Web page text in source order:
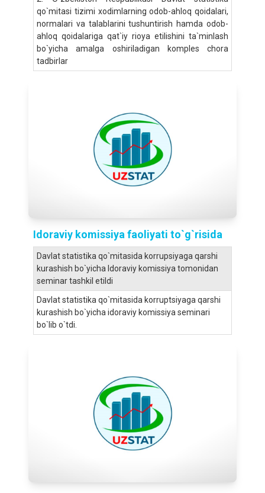
qo`mitasi tizimi xodimlarning odob-ahloq qoidalari,
normalari va talablarini tushuntirish hamda odob-
ahloq qoidalariga qat`iy rioya etilishini ta`minlash
bo`yicha amalga oshiriladigan komples chora
tadbirlar
Idoraviy komissiya faoliyati to`g`risida
Davlat statistika qo`mitasida korrupsiyaga qarshi
kurashish bo`yicha Idoraviy komissiya tomonidan
seminar tashkil etildi
Davlat statistika qo`mitasida korruptsiyaga qarshi
kurashish bo`yicha idoraviy komissiya seminari
bo`lib o`tdi.